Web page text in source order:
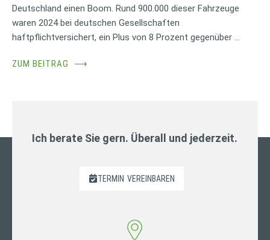
Deutschland einen Boom. Rund 900.000 dieser Fahrzeuge
waren 2024 bei deutschen Gesellschaften
haftpflichtversichert, ein Plus von 8 Prozent gegenüber …
ZUM BEITRAG ⟶
Ich berate Sie gern. Überall und jederzeit.
TERMIN VEREINBAREN